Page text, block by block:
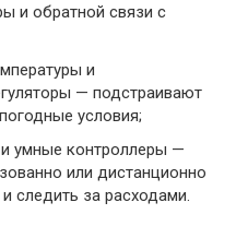
и обратной связи с
и
— подстраивают
условия;
и умные контроллеры —
или дистанционно
следить за расходами.